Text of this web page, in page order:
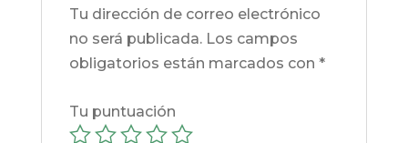
Tu dirección de correo electrónico
no será publicada. Los campos
obligatorios están marcados con *
Tu puntuación